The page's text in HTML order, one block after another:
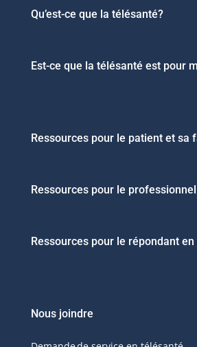
Qu’est-ce que la télésanté?
Est-ce que la télésanté est pour
Ressources pour le patient et sa
Ressources pour le
Ressources pour le répondant
Nous joindre